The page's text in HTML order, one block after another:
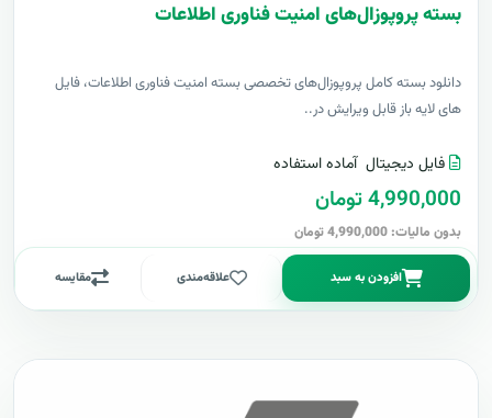
بسته پروپوزال‌های امنیت فناوری اطلاعات
دانلود بسته کامل پروپوزال‌های تخصصی بسته امنیت فناوری اطلاعات، فایل
های لایه باز قابل ویرایش در..
فایل دیجیتال آماده استفاده
4,990,000 تومان
بدون مالیات: 4,990,000 تومان
افزودن به سبد علاقه‌مندی مقایسه